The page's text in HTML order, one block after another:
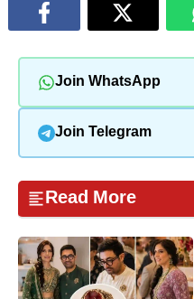
Join WhatsApp
Join Telegram
Read More